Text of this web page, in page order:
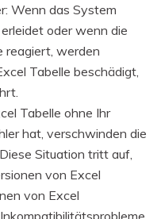
Wenn das System
oder wenn die
reagiert, werden
Tabelle beschädigt,
Tabelle ohne Ihr
hat, verschwinden die
Situation tritt auf,
von Excel
von Excel